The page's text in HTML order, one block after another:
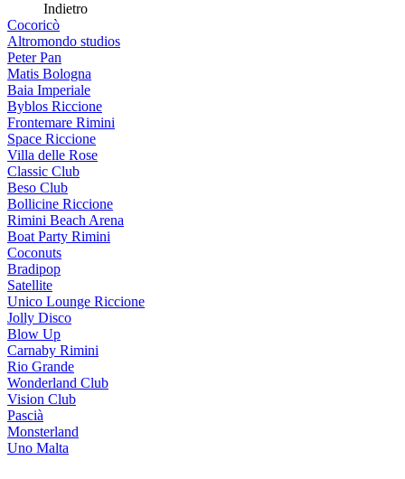
Indietro
Cocoricò
Altromondo studios
Peter Pan
Matis Bologna
Baia Imperiale
Byblos Riccione
Frontemare Rimini
Space Riccione
Villa delle Rose
Classic Club
Beso Club
Bollicine Riccione
Rimini Beach Arena
Boat Party Rimini
Coconuts
Bradipop
Satellite
Unico Lounge Riccione
Jolly Disco
Blow Up
Carnaby Rimini
Rio Grande
Wonderland Club
Vision Club
Pascià
Monsterland
Uno Malta